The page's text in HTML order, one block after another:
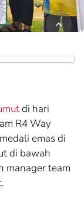
di hari
R4 Way
emas di
di bawah
manager team